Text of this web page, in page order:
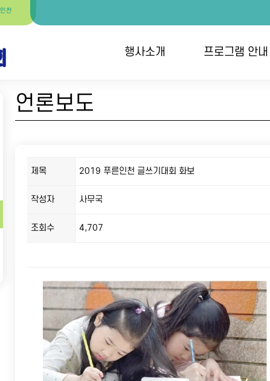
인천
행사소개 프로그램 안내
오시는 길 역대수상자
언론보도
제목 2019 푸른인천 글쓰기대회 화보
작성자 사무국
조회수 4,707